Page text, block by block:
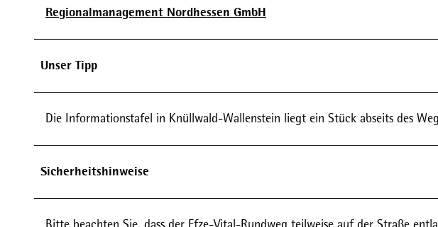
Regionalmanagement Nordhessen GmbH
Unser Tipp
Die Informationstafel in Knüllwald-Wallenstein liegt ein Stück abseits des
Sicherheitshinweise